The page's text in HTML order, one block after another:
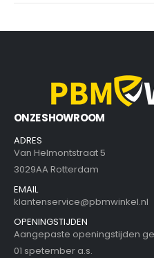
ONZE SHOWROOM
ADRES
Van Helmontstraat 5
3029AA Rotterdam
EMAIL
klantenservice@pbmwinkel.nl
OPENINGSTIJDEN
Aangepaste openingstijden
01 spetember a.s.